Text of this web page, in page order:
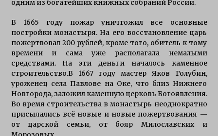
одним из богатейших книжных собраний России.
В 1665 году пожар уничтожил все основные
постройки монастыря. На его восстановление царь
пожертвовал 200 рублей, кроме того, обитель к тому
времени и сама уже располагала немалыми
средствами. На эти деньги началось каменное
строительство.В 1667 году мастер Яков Голубин,
уроженец села Павлове на Оке, что близ Нижнего
Новгорода, заложил каменную церковь Богоявления.
Во время строительства в монастырь неоднократно
присылались всё новые и новые пожертвования —
от царской семьи, от бояр Милославских и